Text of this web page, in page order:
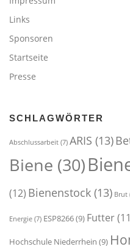
Links
Sponsoren
Startseite
Presse
SCHLAGWÖRTER
Abschlussarbeit (7) ARIS (13)
Biene (30)
(12) Bienenstock (13) Brut
Energie (7) ESP8266(9) Futter
Hochschule Niederrhein (9)